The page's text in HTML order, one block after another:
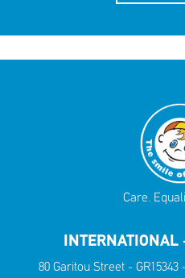
Care.
INTERNATIONAL
80 Garitou Street -